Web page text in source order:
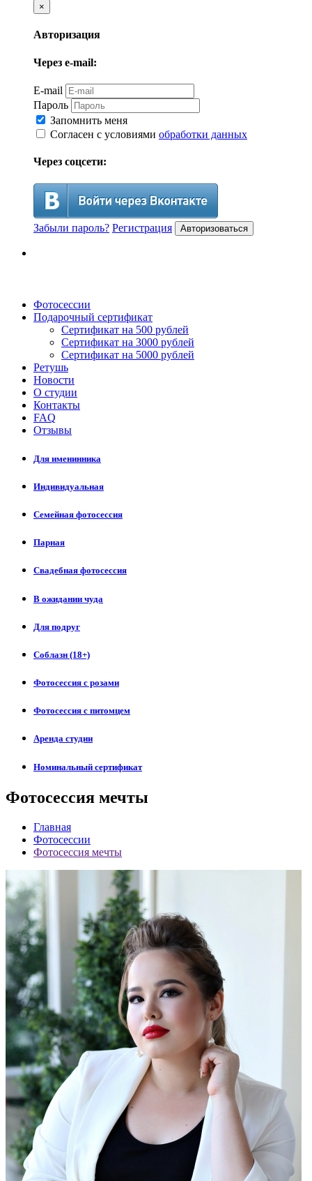
×
Авторизация
Через e-mail:
E-mail
Пароль
Запомнить меня
Согласен с условиями обработки данных
Через соцсети:
Забыли пароль? Регистрация Авторизоваться
Фотосессии
Подарочный сертификат
Сертификат на 500 рублей
Сертификат на 3000 рублей
Сертификат на 5000 рублей
Ретушь
Новости
О студии
Контакты
FAQ
Отзывы
Для именинника
Индивидуальная
Семейная фотосессия
Парная
Свадебная фотосессия
В ожидании чуда
Для подруг
Соблазн (18+)
Фотосессия с розами
Фотосессия с питомцем
Аренда студии
Номинальный сертификат
Фотосессия мечты
Главная
Фотосессии
Фотосессия мечты